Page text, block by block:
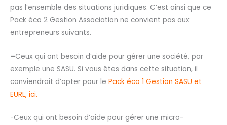
pas l’ensemble des situations juridiques. C’est ainsi que ce
Pack éco 2 Gestion Association ne convient pas aux
entrepreneurs suivants.
–Ceux qui ont besoin d’aide pour gérer une société, par
exemple une SASU. Si vous êtes dans cette situation, il
conviendrait d’opter pour le Pack éco 1 Gestion SASU et
EURL, ici.
-Ceux qui ont besoin d’aide pour gérer une micro-